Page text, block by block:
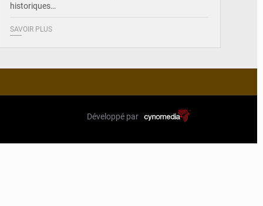
historiques…
SAVOIR PLUS
Développé par